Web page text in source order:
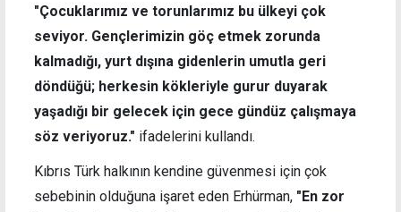
"Çocuklarımız ve torunlarımız bu ülkeyi çok
seviyor. Gençlerimizin göç etmek zorunda
kalmadığı, yurt dışına gidenlerin umutla geri
döndüğü; herkesin kökleriyle gurur duyarak
yaşadığı bir gelecek için gece gündüz çalışmaya
söz veriyoruz." ifadelerini kullandı.
Kıbrıs Türk halkının kendine güvenmesi için çok
sebebinin olduğuna işaret eden Erhürman, "En zor